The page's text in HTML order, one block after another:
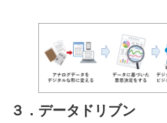
３．データドリブン